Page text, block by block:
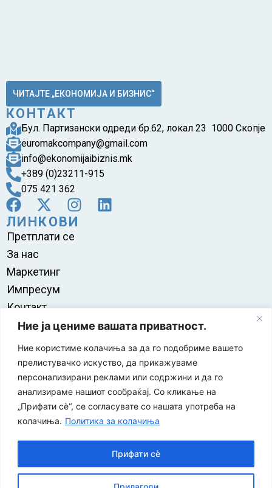
Ние ја цениме вашата приватност.
Ние користиме колачиња за да го подобриме вашето
прелистувачко искуство, да прикажуваме
персонализирани реклами или содржини и да го
анализираме нашиот сообраќај. Со кликање на
„Прифати сè“, се согласувате со нашата употреба на
колачиња. Политика за колачиња
Прифати сè
ЧИТАЈТЕ „ЕКОНОМИЈА И БИЗНИС“
КОНТАКТ
Бул. Партизански одреди бр.62, локал 23 1000 Скопје
euromakcompany@gmail.com
info@ekonomijaibiznis.mk
+389 (0)23211-915
075 421 362
ЛИНКОВИ
Претплати се
За нас
Маркетинг
Импресум
Контакт
Правила на користење